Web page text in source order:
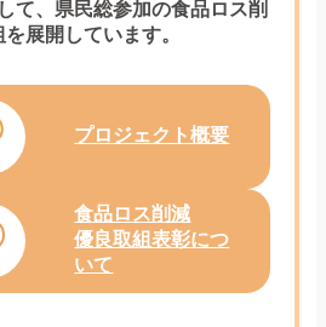
て、県民総参加の食品ロス削
展開しています。
プロジェクト概要
食品ロス削減
優良取組表彰につ
いて